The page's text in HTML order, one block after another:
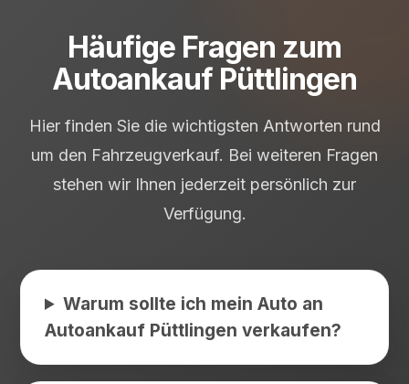
Häufige Fragen zum
Autoankauf Püttlingen
Hier finden Sie die wichtigsten Antworten rund
um den Fahrzeugverkauf. Bei weiteren Fragen
stehen wir Ihnen jederzeit persönlich zur
Verfügung.
Warum sollte ich mein Auto an
Autoankauf Püttlingen verkaufen?